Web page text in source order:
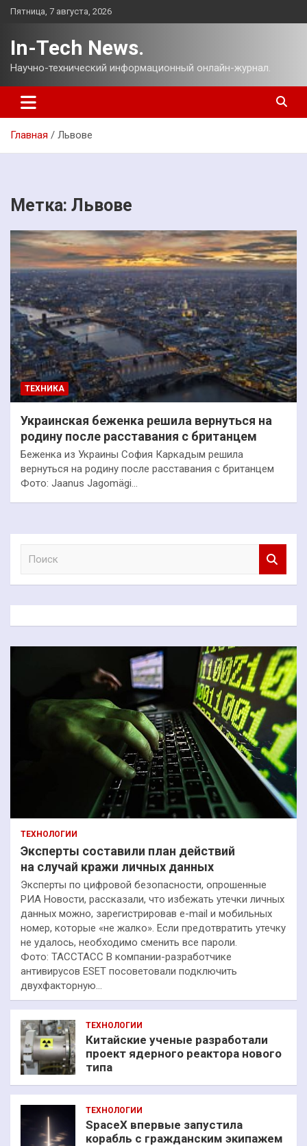
Перейти
Пятница, 7 августа, 2026
In-Tech News.
Научно-технический информационный онлайн-журнал.
Главная Львове
Метка: Львове
ТЕХНИКА
Украинская беженка решила вернуться на
родину после расставания с британцем
Беженка из Украины София Каркадым решила
вернуться на родину после расставания с британцем
Фото: Jaanus Jagomägi…
к
ТЕХНОЛОГИИ
Эксперты составили план действий
на случай кражи личных данных
Эксперты по цифровой безопасности, опрошенные
РИА Новости, рассказали, что избежать утечки личных
данных можно, зарегистрировав e-mail и мобильных
номер, которые «не жалко». Если предотвратить утечку
не удалось, необходимо сменить все пароли.
Фото: ТАССТАСС В компании-разработчике
антивирусов ESET посоветовали подключить
двухфакторную…
ТЕХНОЛОГИИ
Китайские ученые разработали
проект ядерного реактора нового
типа
ТЕХНОЛОГИИ
SpaceX впервые запустила
корабль с гражданским экипажем